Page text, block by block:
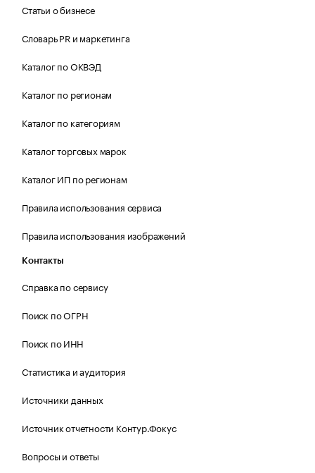
Статьи о бизнесе
Словарь PR и маркетинга
Каталог по ОКВЭД
Каталог по регионам
Каталог по категориям
Каталог торговых марок
Каталог ИП по регионам
Правила использования сервиса
Правила использования изображений
Контакты
Справка по сервису
Поиск по ОГРН
Поиск по ИНН
Статистика и аудитория
Источники данных
Источник отчетности Контур.Фокус
Вопросы и ответы